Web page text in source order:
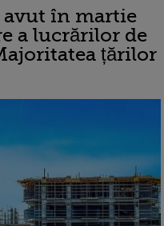
avut în martie
a lucrărilor de
țărilor